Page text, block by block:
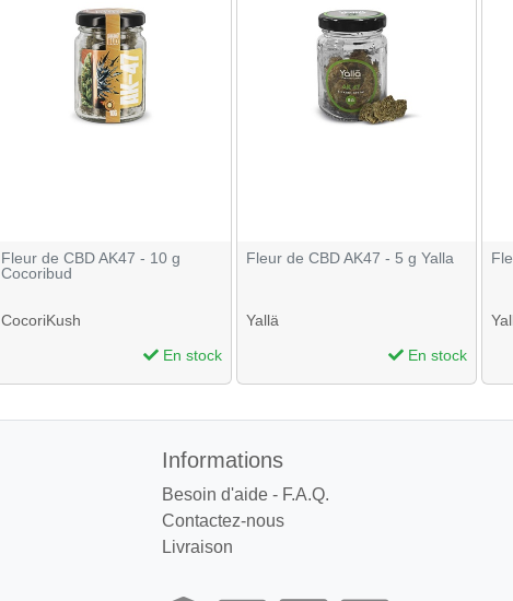
Fleur de CBD AK47 - 10 g
Cocoribud
CocoriKush
En stock
Fleur de CBD AK47 - 5 g Yalla
Yallä
En stock
Informations
Besoin d'aide - F.A.Q.
Contactez-nous
Livraison